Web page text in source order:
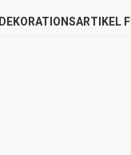
DEKORATIONSARTIKEL